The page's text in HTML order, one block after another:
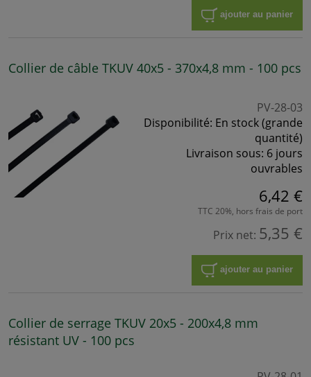
ajouter au panier
Collier de câble TKUV 40x5 - 370x4,8 mm - 100 pcs
PV-28-03
Disponibilité: En stock (grande
quantité)
Livraison sous: 6 jours
ouvrables
6,42 €
TTC 20%, hors frais de port
Prix net: 5,35 €
ajouter au panier
Collier de serrage TKUV 20x5 - 200x4,8 mm
résistant UV - 100 pcs